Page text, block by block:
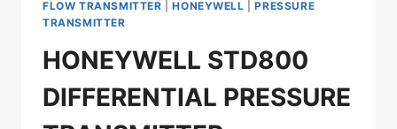
FLOW TRANSMITTER |HONEYWELL |PRESSURE
TRANSMITTER
HONEYWELL STD800
DIFFERENTIAL PRESSURE